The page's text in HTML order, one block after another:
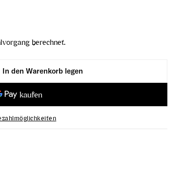
berechnet.
2. Grand Cru Classé 2021 verringern
d´Estournel 2. Grand Cru Classé 2021
In den Warenkorb legen